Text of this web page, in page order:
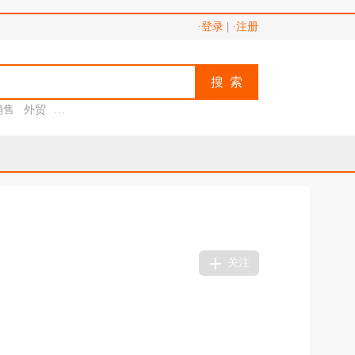
·登录 ·注册
搜 索
售 外贸 助理
关注